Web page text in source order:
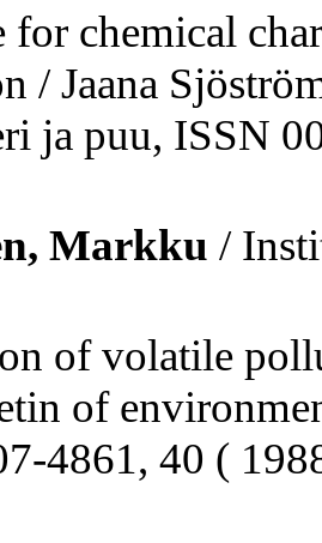
for chemical
/ Jaana
ja puu, ISSN
Markku /
of volatile
of
4861, 40 (